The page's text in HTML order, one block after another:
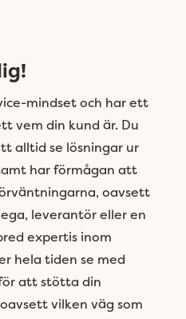
mindset och har ett
vem din kund är. Du
alltid se lösningar ur
har förmågan att
oavsett
leverantör eller en
expertis inom
hela tiden se med
att stötta din
vilken väg som